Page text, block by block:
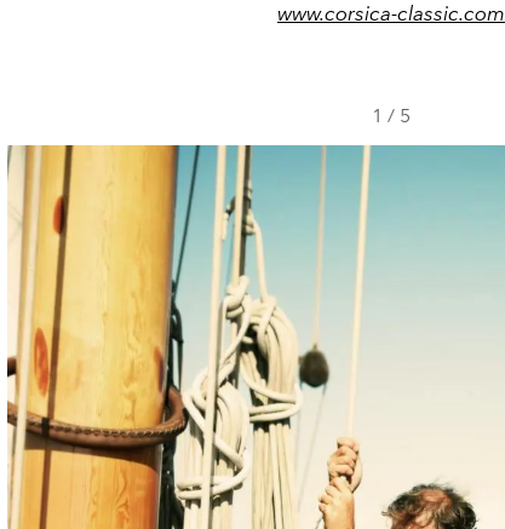
www.corsica-classic.com
1 / 5